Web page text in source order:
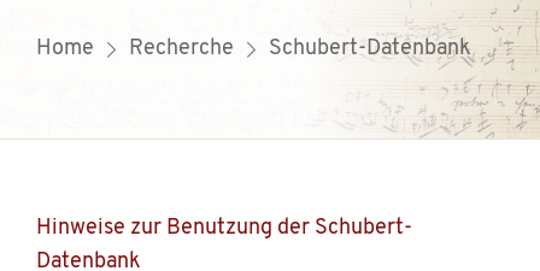
Home Recherche Schubert-Datenbank
Hinweise zur Benutzung der Schubert-
Datenbank